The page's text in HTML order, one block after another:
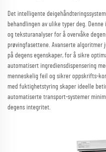
Det intelligente
behandlingen av ulike typer deg.
og teksturanalyser for å overvåke
prøvingfasettene. Avanserte
på degens egenskaper, for å sikre
automatisert ingrediensdispensering
menneskelig feil og sikrer oppskrifts-
med fuktighetstyring skaper ideelle
automatiserte transport-systemer
degens integritet.